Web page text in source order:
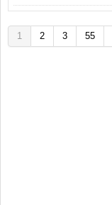
1 2 3 55